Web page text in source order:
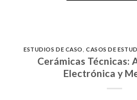
ESTUDIOS DE CASO ,CASOS DE
Cerámicas Técnicas:
Electrónica y